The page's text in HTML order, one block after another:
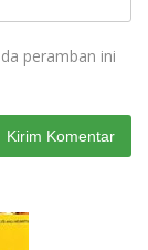
peramban ini